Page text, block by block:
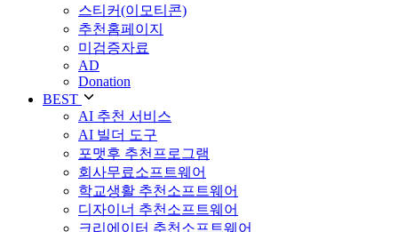
스티커(이모티콘)
추천홈페이지
미검증자료
AD
Donation
BEST
AI 추천 서비스
AI 빌더 도구
포맷후 추천프로그램
회사무료소프트웨어
학교생활 추천소프트웨어
디자이너 추천소프트웨어
크리에이터 추천소프트웨어